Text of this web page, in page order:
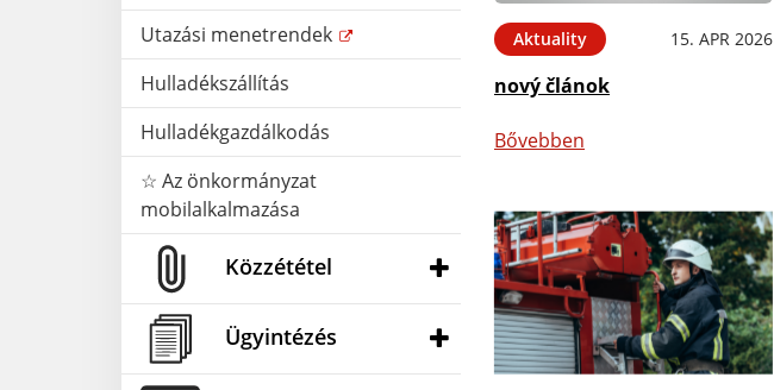
Utazási menetrendek
Hulladékszállítás
Hulladékgazdálkodás
☆ Az önkormányzat
mobilalkalmazása
Közzététel
Ügyintézés
Aktuality 15. APR 2026
nový článok
Bővebben